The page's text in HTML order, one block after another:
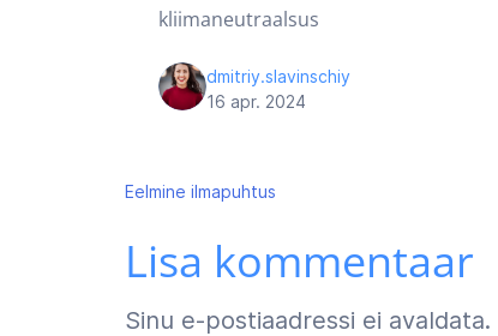
kliimaneutraalsus
dmitriy.slavinschiy
16 apr. 2024
Navigeerimine
Eelmine ilmapuhtus
Lisa kommentaar
Sinu e-postiaadressi ei avaldata.